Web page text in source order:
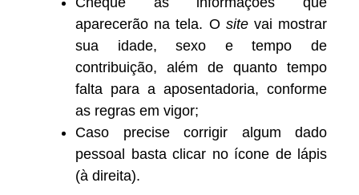
aparecerão na tela. O sitevai mostrar
sua idade, sexo e tempo de
contribuição, além de quanto tempo
falta para a aposentadoria, conforme
as regras em vigor;
Caso precise corrigir algum dado
pessoal basta clicar no ícone de lápis
(à direita).